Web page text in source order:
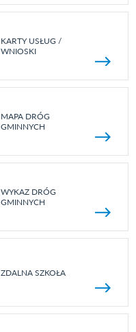
KARTY USŁUG /
WNIOSKI
MAPA DRÓG
GMINNYCH
WYKAZ DRÓG
GMINNYCH
ZDALNA SZKOŁA